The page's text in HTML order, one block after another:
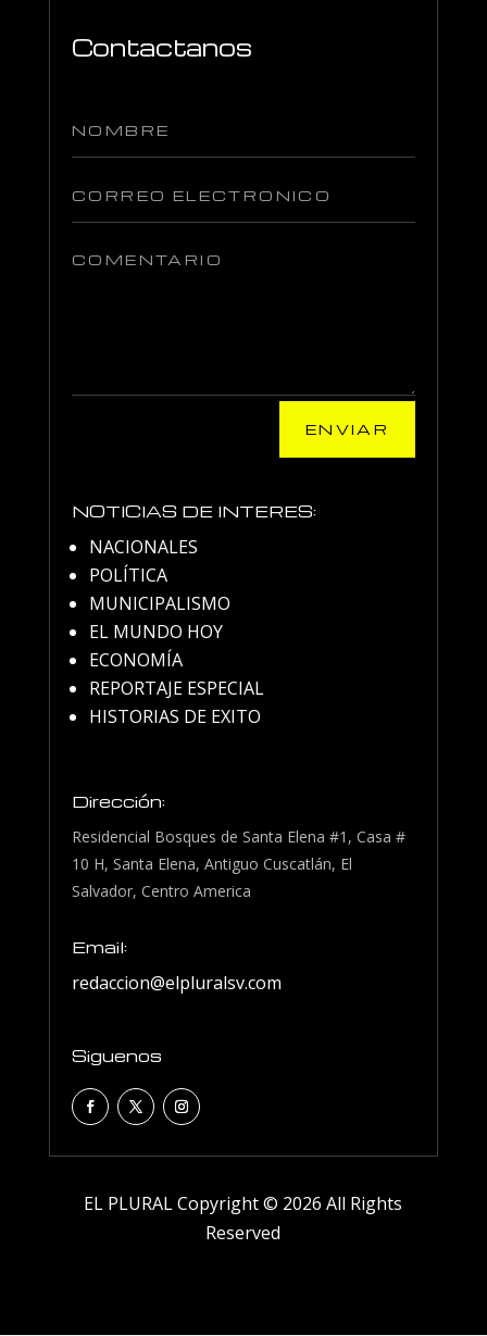
Contactanos
ENVIAR
NOTICIAS DE INTERES:
NACIONALES
POLÍTICA
MUNICIPALISMO
EL MUNDO HOY
ECONOMÍA
REPORTAJE ESPECIAL
HISTORIAS DE EXITO
Dirección:
Residencial Bosques de Santa Elena #1, Casa #
10 H, Santa Elena, Antiguo Cuscatlán, El
Salvador, Centro America
Email:
redaccion@elpluralsv.com
Siguenos
EL PLURAL Copyright © 2026 All Rights
Reserved